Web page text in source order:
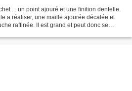
... un point ajouré et une finition dentelle.
a réaliser, une maille ajourée décalée et
raffinée. Il est grand et peut donc se